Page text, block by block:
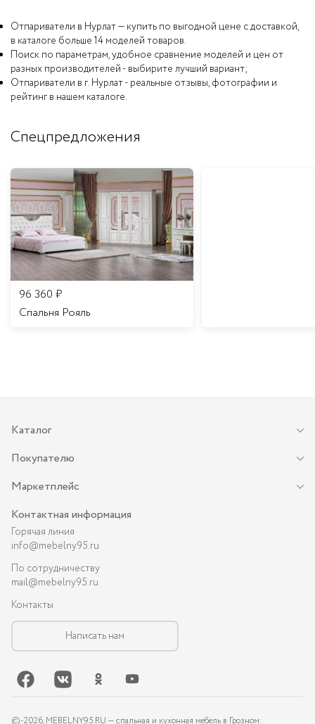
Отпариватели в Нурлат — купить по выгодной цене с доставкой,
в каталоге больше 14 моделей товаров.
Поиск по параметрам, удобное сравнение моделей и цен от
разных производителей - выбирите лучший вариант;
Отпариватели в г. Нурлат - реальные отзывы, фотографии и
рейтинг в нашем каталоге.
Спецпредложения
96 360 ₽
Спальня Рояль
Каталог
Покупателю
Маркетплейс
Контактная информация
Горячая линия
info@mebelny95.ru
По сотрудничеству
mail@mebelny95.ru
Контакты
Написать нам
©-2026, MEBELNY95.RU — спальная и кухонная мебель в Грозном: